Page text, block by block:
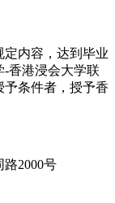
内容，达到毕业
香港浸会大学联
条件者，授予香
2000号